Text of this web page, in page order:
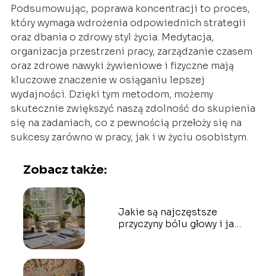
Podsumowując, poprawa koncentracji to proces,
który wymaga wdrożenia odpowiednich strategii
oraz dbania o zdrowy styl życia. Medytacja,
organizacja przestrzeni pracy, zarządzanie czasem
oraz zdrowe nawyki żywieniowe i fizyczne mają
kluczowe znaczenie w osiąganiu lepszej
wydajności. Dzięki tym metodom, możemy
skutecznie zwiększyć naszą zdolność do skupienia
się na zadaniach, co z pewnością przełoży się na
sukcesy zarówno w pracy, jak i w życiu osobistym.
Zobacz także:
Jakie są najczęstsze
przyczyny bólu głowy i jak